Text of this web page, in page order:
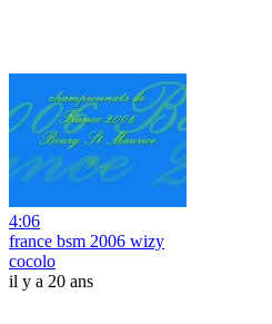
4:06
france bsm 2006 wizy
cocolo
il y a 20 ans